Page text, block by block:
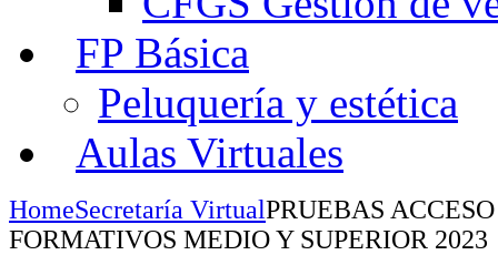
FP Básica
Peluquería y estética
Aulas Virtuales
HomeSecretaría VirtualPRUEBAS
FORMATIVOS MEDIO Y SUPERIOR 2023